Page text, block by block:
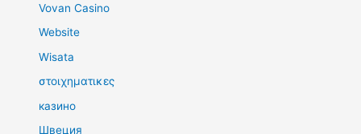
Vovan Casino
Website
Wisata
στοιχηματικες
казино
Швеция